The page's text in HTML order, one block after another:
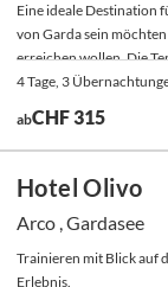
Eine ideale Destination
von Garda sein
erreichen wollen. Die
4 Tage, 3
abCHF 315
Hotel Olivo
Arco , Gardasee
Trainieren mit Blick auf
Erlebnis.